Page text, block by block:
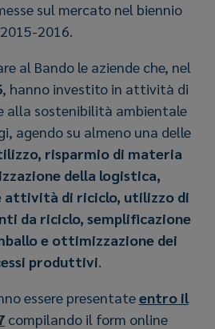
sul mercato nel biennio
2015-2016.
al Bando le aziende che, nel
, hanno investito in attività di
alla sostenibilità ambientale
agendo su almeno una delle
risparmio di materia
della logistica,
attività di riciclo, utilizzo di
da riciclo, semplificazione
e ottimizzazione dei
produttivi.
essere presentateentro il
compilando il form online